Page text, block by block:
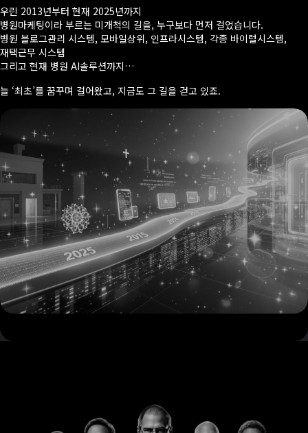
우린 2013년부터 현재 2025년까지
병원마케팅이라 부르는 미개척의 길을, 누구보다 먼저 걸었습니다.
병원 블로그관리 시스템, 모바일상위, 인프라시스템, 각종 바이럴시스템,
재택근무 시스템
그리고 현재 병원 AI솔루션까지…
늘 ‘최초’를 꿈꾸며 걸어왔고, 지금도 그 길을 걷고 있죠.